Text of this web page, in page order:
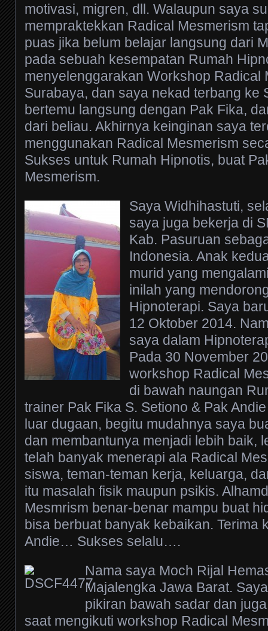
motivasi, migren, dll. Walaupun saya
mempraktekkan Radical Mesmerism
puas jika belum belajar langsung dari
pada sebuah kesempatan Rumah
menyelenggarakan Workshop Radical
Surabaya, dan saya nekad terbang ke
bertemu langsung dengan Pak Fika,
dari beliau. Akhirnya keinginan saya
menggunakan Radical Mesmerism
Sukses untuk Rumah Hipnotis, buat
Mesmerism.
Saya Widhihastuti,
saya juga bekerja di
Kab. Pasuruan
Indonesia. Anak
murid yang
inilah yang
Hipnoterapi. Saya
12 Oktober 2014.
saya dalam
Pada 30 November
workshop Radical
di bawah naungan
trainer Pak Fika S. Setiono & Pak
luar dugaan, begitu mudahnya saya
dan membantunya menjadi lebih baik,
telah banyak menerapi ala Radical
siswa, teman-teman kerja, keluarga,
itu masalah fisik maupun psikis.
Mesmrism benar-benar mampu buat
bisa berbuat banyak kebaikan. Terima
Andie… Sukses selalu….
Nama saya Moch Rijal
Majalengka Jawa Barat.
pikiran bawah sadar dan
saat mengikuti workshop Radical